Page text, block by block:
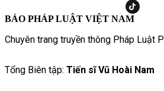
BÁO PHÁP LUẬT VIỆT NAM
Chuyên trang truyền thông Pháp Luật
Tổng Biên tập: Tiến sĩ Vũ Hoài Nam